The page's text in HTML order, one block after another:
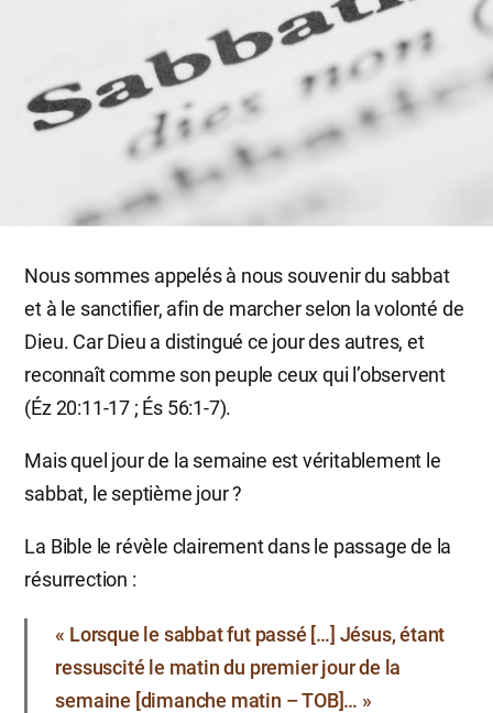
Nous sommes appelés à nous souvenir du sabbat
et à le sanctifier, afin de marcher selon la volonté de
Dieu. Car Dieu a distingué ce jour des autres, et
reconnaît comme son peuple ceux qui l’observent
(Éz 20:11-17 ; És 56:1-7).
Mais quel jour de la semaine est véritablement le
sabbat, le septième jour ?
La Bible le révèle clairement dans le passage de la
résurrection :
« Lorsque le sabbat fut passé […] Jésus, étant
ressuscité le matin du premier jour de la
semaine [dimanche matin – TOB]… »